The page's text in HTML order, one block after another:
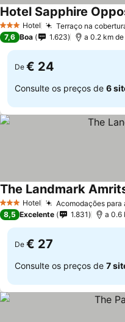
3 EstrelasHotel Terraço na
Hotel Sapphire
7,6 Boa 1.623 a 0.2 km
De € 24
Consulte os preços de 6
3 EstrelasHotel Acomodações para
The Landmark
8,5 Excelente 1.831 a 0.6
De € 27
Consulte os preços de 7